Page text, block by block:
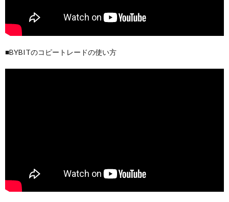
■BYBITのコピートレードの使い方